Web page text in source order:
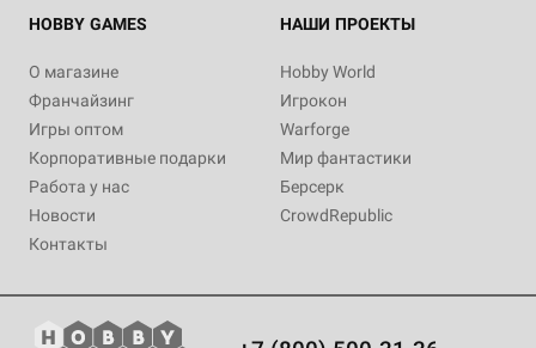
HOBBY GAMES
О магазине
Франчайзинг
Игры оптом
Корпоративные подарки
Работа у нас
Новости
Контакты
НАШИ ПРОЕКТЫ
Hobby World
Игрокон
Warforge
Мир фантастики
Берсерк
CrowdRepublic